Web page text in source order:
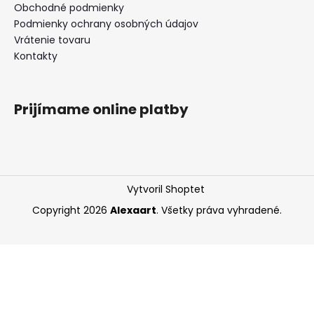
Obchodné podmienky
Podmienky ochrany osobných údajov
Vrátenie tovaru
Kontakty
Prijímame online platby
Vytvoril Shoptet
Copyright 2026 Alexaart. Všetky práva vyhradené.